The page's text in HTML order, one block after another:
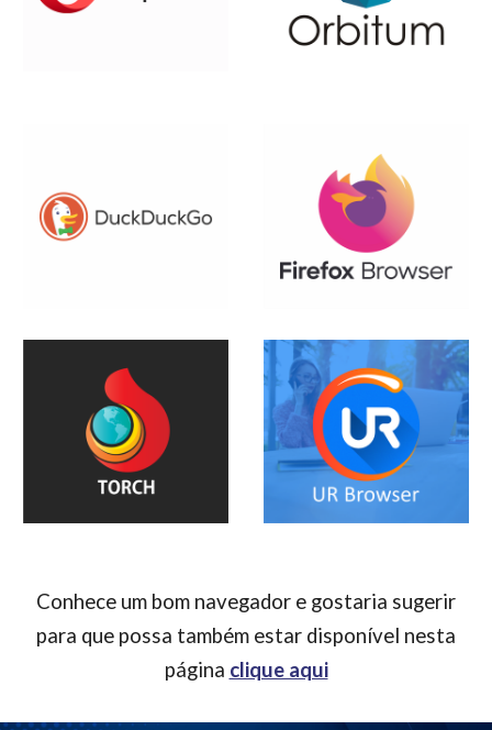
Conhece um bom navegador e gostaria sugerir
para que possa também estar disponível nesta
página clique aqui